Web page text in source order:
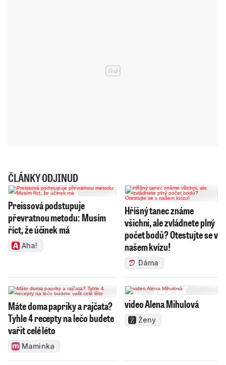
ČLÁNKY ODJINUD
Preissová podstupuje
převratnou metodu: Musím
říct, že účinek má
Aha!
Hříšný tanec známe
všichni, ale zvládnete plný
počet bodů? Otestujte se v
našem kvízu!
Dáma
Máte doma papriky a rajčata?
Tyhle 4 recepty na lečo budete
vařit celé léto
Maminka
video Alena Mihulová
Ženy